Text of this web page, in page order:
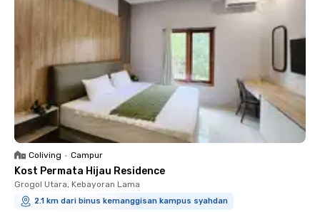
Coliving • Campur
Kost Permata Hijau Residence
Grogol Utara, Kebayoran Lama
2.1 km dari binus kemanggisan kampus syahdan